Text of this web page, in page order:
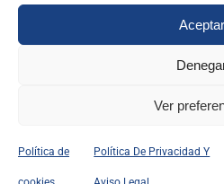
Aceptar
Ver
Política de Política De Privacidad Y
EN RECUERDO DE
FEDERICO
Categorías:
Leer Más